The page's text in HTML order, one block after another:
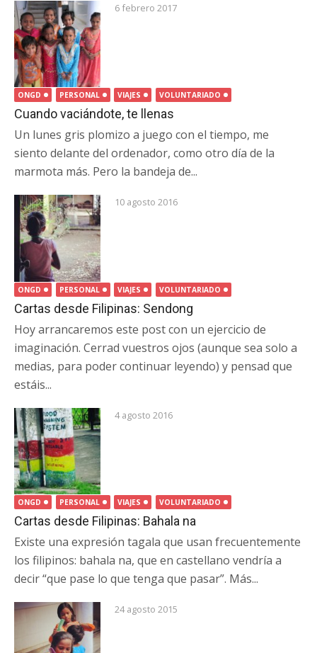
6 febrero 2017
ONGD PERSONAL VIAJES VOLUNTARIADO
Cuando vaciándote, te llenas
Un lunes gris plomizo a juego con el tiempo, me
siento delante del ordenador, como otro día de la
marmota más. Pero la bandeja de...
10 agosto 2016
ONGD PERSONAL VIAJES VOLUNTARIADO
Cartas desde Filipinas: Sendong
Hoy arrancaremos este post con un ejercicio de
imaginación. Cerrad vuestros ojos (aunque sea solo a
medias, para poder continuar leyendo) y pensad que
estáis...
4 agosto 2016
ONGD PERSONAL VIAJES VOLUNTARIADO
Cartas desde Filipinas: Bahala na
Existe una expresión tagala que usan frecuentemente
los filipinos: bahala na, que en castellano vendría a
decir “que pase lo que tenga que pasar”. Más...
24 agosto 2015